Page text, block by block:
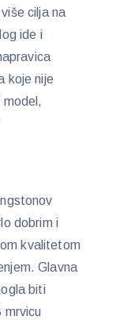
cilja na
ide i
koje nije
dobrim i
kvalitetom
Glavna
biti
mrvicu